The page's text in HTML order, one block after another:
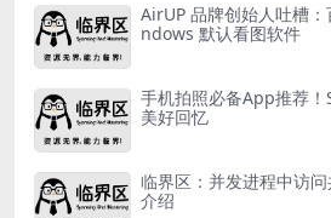
AirUP 品牌创始人吐槽
ndows 默认看图软件
手机拍照必备App推荐！
美好回忆
临界区：并发进程中访
介绍